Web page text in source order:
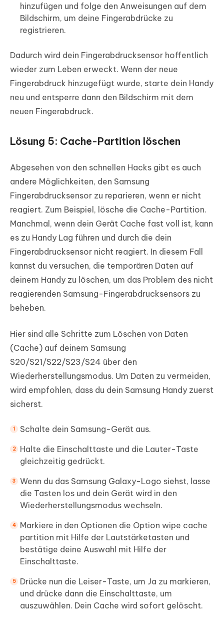
hinzufügen und folge den Anweisungen auf dem
Bildschirm, um deine Fingerabdrücke zu
registrieren.
Dadurch wird dein Fingerabdrucksensor hoffentlich
wieder zum Leben erweckt. Wenn der neue
Fingerabdruck hinzugefügt wurde, starte dein Handy
neu und entsperre dann den Bildschirm mit dem
neuen Fingerabdruck.
Lösung 5: Cache-Partition löschen
Abgesehen von den schnellen Hacks gibt es auch
andere Möglichkeiten, den Samsung
Fingerabdrucksensor zu reparieren, wenn er nicht
reagiert. Zum Beispiel, lösche die Cache-Partition.
Manchmal, wenn dein Gerät Cache fast voll ist, kann
es zu Handy Lag führen und durch die dein
Fingerabdrucksensor nicht reagiert. In diesem Fall
kannst du versuchen, die temporären Daten auf
deinem Handy zu löschen, um das Problem des nicht
reagierenden Samsung-Fingerabdrucksensors zu
beheben.
Hier sind alle Schritte zum Löschen von Daten
(Cache) auf deinem Samsung
S20/S21/S22/S23/S24 über den
Wiederherstellungsmodus. Um Daten zu vermeiden,
wird empfohlen, dass du dein Samsung Handy zuerst
sicherst.
Schalte dein Samsung-Gerät aus.
Halte die Einschalttaste und die Lauter-Taste
gleichzeitig gedrückt.
Wenn du das Samsung Galaxy-Logo siehst, lasse
die Tasten los und dein Gerät wird in den
Wiederherstellungsmodus wechseln.
Markiere in den Optionen die Option wipe cache
partition mit Hilfe der Lautstärketasten und
bestätige deine Auswahl mit Hilfe der
Einschalttaste.
Drücke nun die Leiser-Taste, um Ja zu markieren,
und drücke dann die Einschalttaste, um
auszuwählen. Dein Cache wird sofort gelöscht.